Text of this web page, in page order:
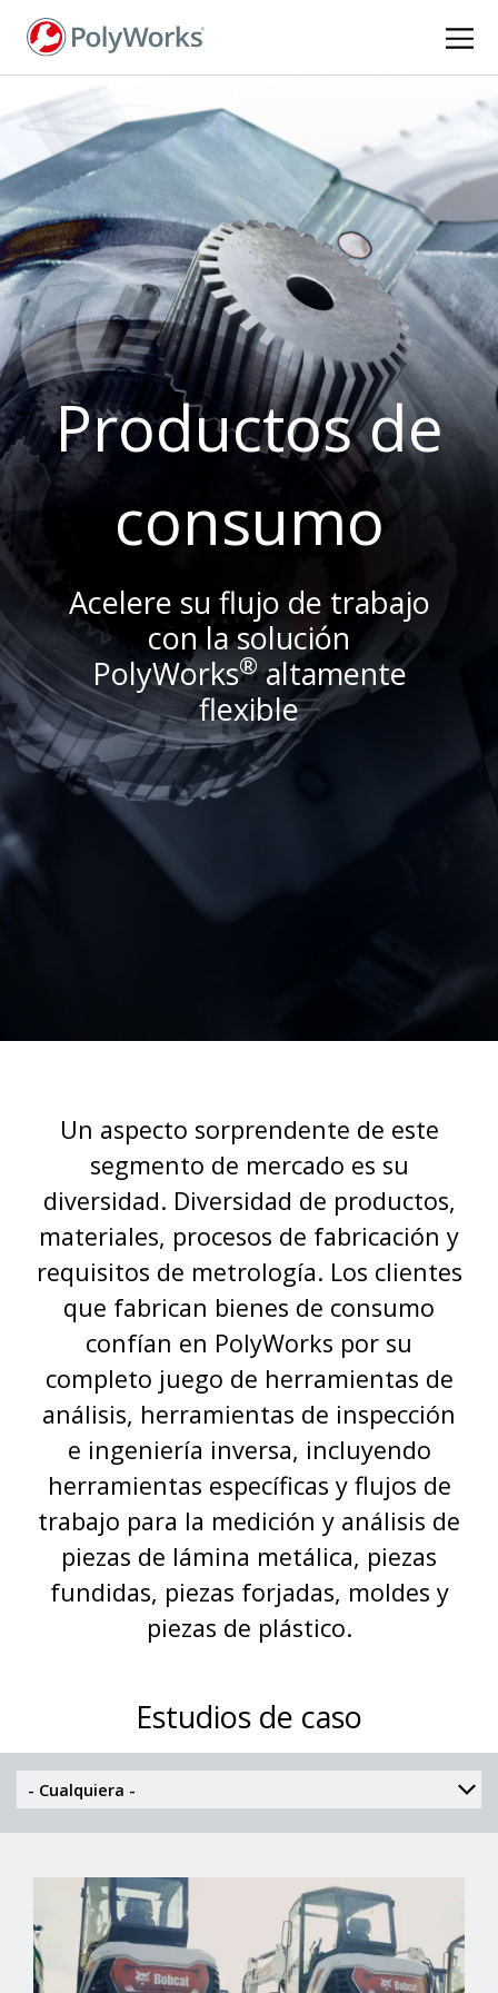
Pasar
principal
Productos de
consumo
Acelere su flujo de trabajo
con la solución
PolyWorks®altamente
flexible
Un aspecto sorprendente de este
segmento de mercado es su
diversidad. Diversidad de productos,
materiales, procesos de fabricación y
requisitos de metrología. Los clientes
que fabrican bienes de consumo
confían en PolyWorks por su
completo juego de herramientas de
análisis, herramientas de inspección
e ingeniería inversa, incluyendo
herramientas específicas y flujos de
trabajo para la medición y análisis de
piezas de lámina metálica, piezas
fundidas, piezas forjadas, moldes y
piezas de plástico.
Estudios de caso